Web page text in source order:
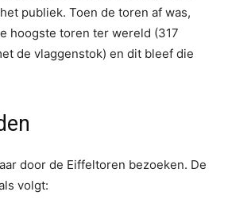
publiek. Toen de toren af was,
hoogste toren ter wereld (317
de vlaggenstok) en dit bleef die
door de Eiffeltoren bezoeken. De
volgt: